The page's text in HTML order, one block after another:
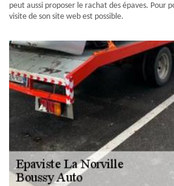
peut aussi proposer le rachat des épaves. Pour
visite de son site web est possible.